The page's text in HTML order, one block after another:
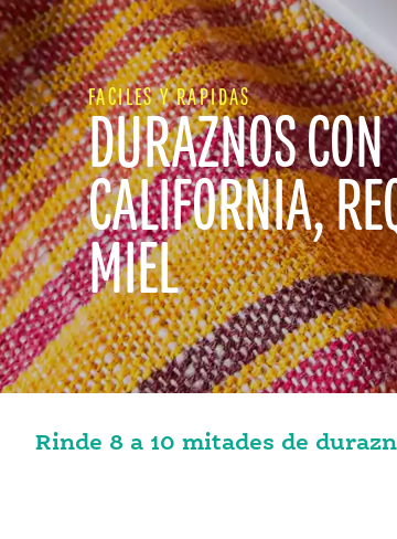
FACILES Y RAPIDAS
DURAZNOS
CALIFORNIA,
MIEL
Rinde 8 a 10 mitades de